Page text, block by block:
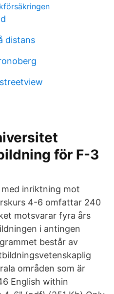
distans
för F-3
inriktning mot
4-6 omfattar 240
motsvarar fyra års
i antingen
består av
områden som är
English within